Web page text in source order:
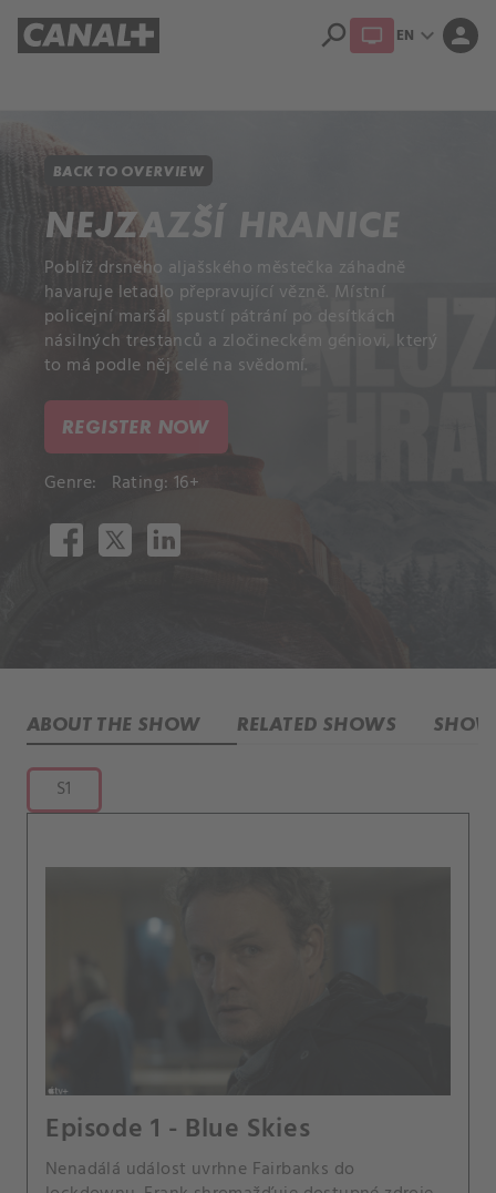
search EN expand_more person
BACK TO OVERVIEW
NEJZAZŠÍ HRANICE
Poblíž drsného aljašského městečka záhadně
havaruje letadlo přepravující vězně. Místní
policejní maršál spustí pátrání po desítkách
násilných trestanců a zločineckém géniovi, který
to má podle něj celé na svědomí.
REGISTER NOW
Genre: Rating: 16+
ABOUT THE SHOW RELATED SHOWS
S1
Episode 1 - Blue Skies
Nenadálá událost uvrhne Fairbanks do